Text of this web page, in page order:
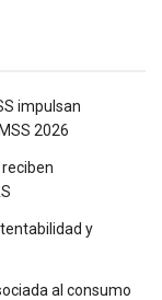
impulsan
2026
y
al consumo